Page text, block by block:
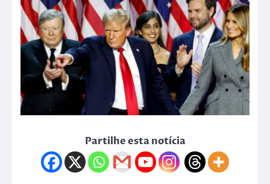
Partilhe esta notícia